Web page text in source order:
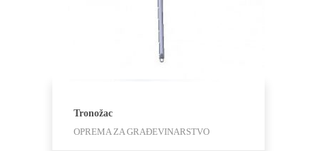
Tronožac
OPREMA ZA GRAĐEVINARSTVO